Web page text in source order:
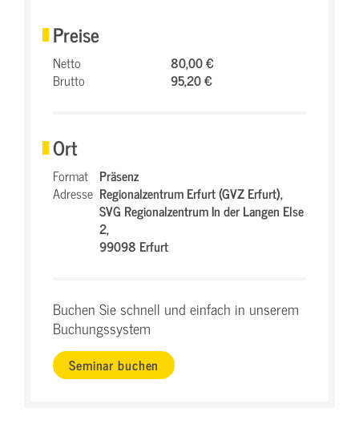
Preise
Netto
80,00 €
Brutto
95,20 €
Ort
Format Präsenz
Adresse Regionalzentrum Erfurt (GVZ Erfurt),
SVG Regionalzentrum In der Langen Else
2,
99098 Erfurt
Buchen Sie schnell und einfach in unserem
Buchungssystem
Seminar buchen